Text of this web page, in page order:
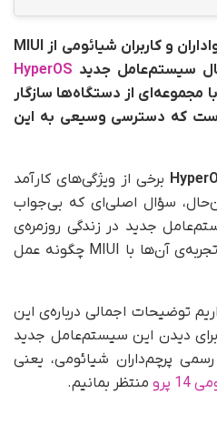
زمان آن فرا رسیده است تا هواداران و کاربران شیائومی از MIUI
سیستم‌عامل جدید HyperOS
مجموعه‌ای از دستگاه‌ها سازگار
که دسترسی وسیعی به این
برخی از ویژگی‌های کارآمد
سؤال اصلی‌ای که بی‌جواب
جدید در زندگی روزمره‌ی
کاربران شیائومی در‌مقایسه‌با تجربه‌ی آن‌ها با MIUI چگونه عمل
توضیحات اجمالی درباره‌ی این
دیدن این سیستم‌عامل جدید
و معرفی رسمی پرچم‌داران شیائومی، یعنی
منتظر بمانیم.